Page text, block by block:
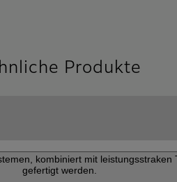
Produkte
kombiniert mit
gefertigt werden.